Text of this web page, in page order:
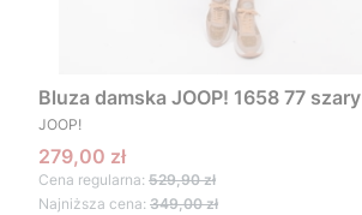
Bluza damska JOOP! 1658 77 szary
PRODUCENT
JOOP!
Cena promocyjna
279,00 zł
Cena regularna: 529,90 zł
Najniższa cena: 349,00 zł